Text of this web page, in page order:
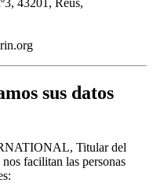
43201, Reus,
sus datos
Titular del
facilitan las personas